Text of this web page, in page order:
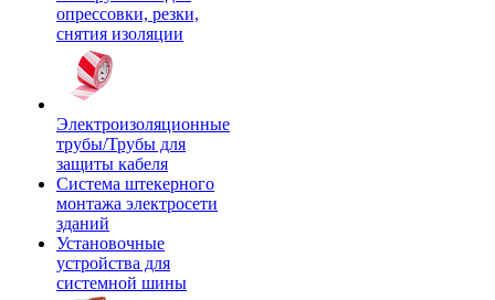
опрессовки, резки,
снятия изоляции
Электроизоляционные
трубы/Трубы для
защиты кабеля
Система штекерного
монтажа электросети
зданий
Установочные
устройства для
системной шины